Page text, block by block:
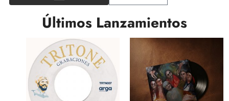
Últimos Lanzamientos